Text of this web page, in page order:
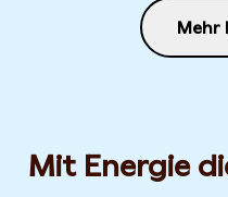
Mehr
Mit Energie